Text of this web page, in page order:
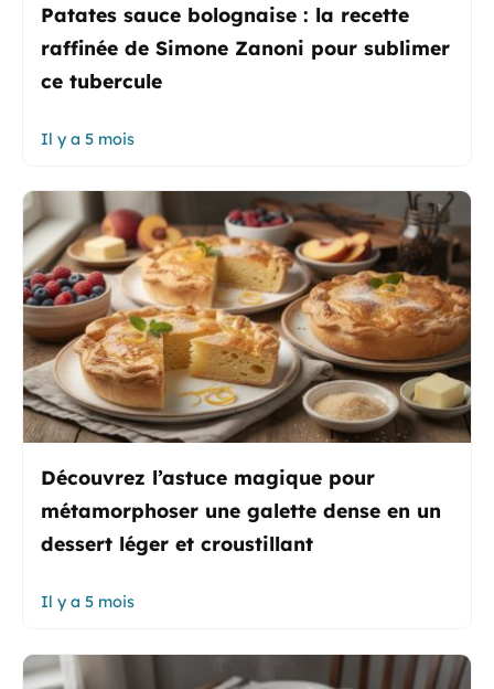
Patates sauce bolognaise : la recette
raffinée de Simone Zanoni pour sublimer
ce tubercule
Il y a 5 mois
Découvrez l’astuce magique pour
métamorphoser une galette dense en un
dessert léger et croustillant
Il y a 5 mois